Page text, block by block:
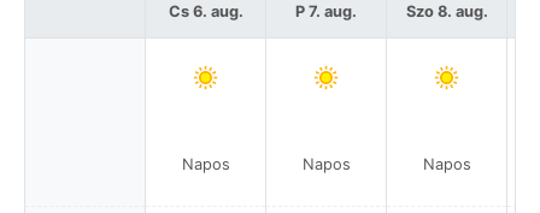
Cs 6. aug.
Napos
P 7. aug.
Napos
Szo 8. aug.
Napos